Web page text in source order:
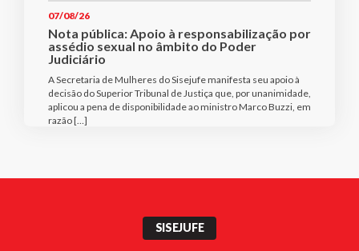
07/08/26
Nota pública: Apoio à responsabilização por
assédio sexual no âmbito do Poder
Judiciário
A Secretaria de Mulheres do Sisejufe manifesta seu apoio à
decisão do Superior Tribunal de Justiça que, por unanimidade,
aplicou a pena de disponibilidade ao ministro Marco Buzzi, em
razão […]
SISEJUFE